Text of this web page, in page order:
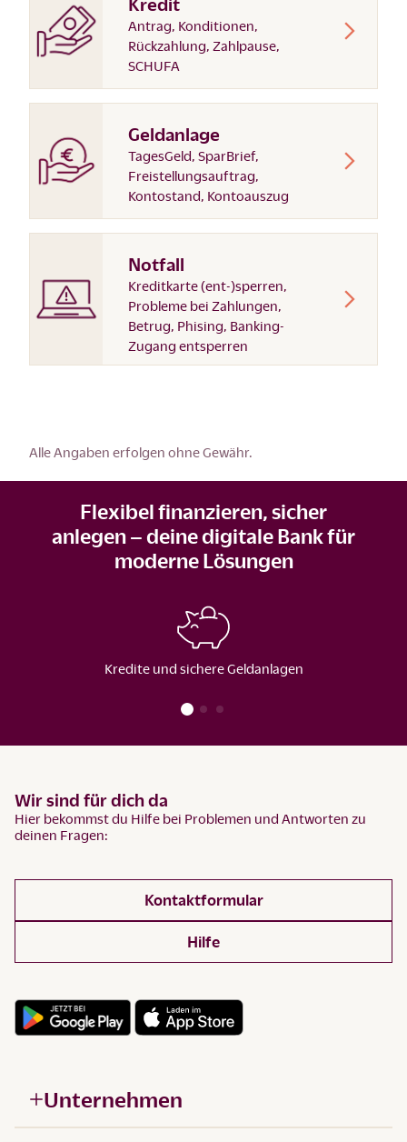
Antrag, Konditionen,
Rückzahlung, Zahlpause,
SCHUFA
Geldanlage
TagesGeld, SparBrief,
Freistellungsauftrag,
Kontostand, Kontoauszug
Notfall
Kreditkarte (ent-)sperren,
Probleme bei Zahlungen,
Betrug, Phising, Banking-
Zugang entsperren
Alle Angaben erfolgen ohne Gewähr.
Flexibel finanzieren, sicher
anlegen – deine digitale Bank für
moderne Lösungen
Kredite und sichere Geldanlagen
Wir sind für dich da
Hier bekommst du Hilfe bei Problemen und Antworten zu
deinen Fragen:
Kontaktformular
Hilfe
Unternehmen